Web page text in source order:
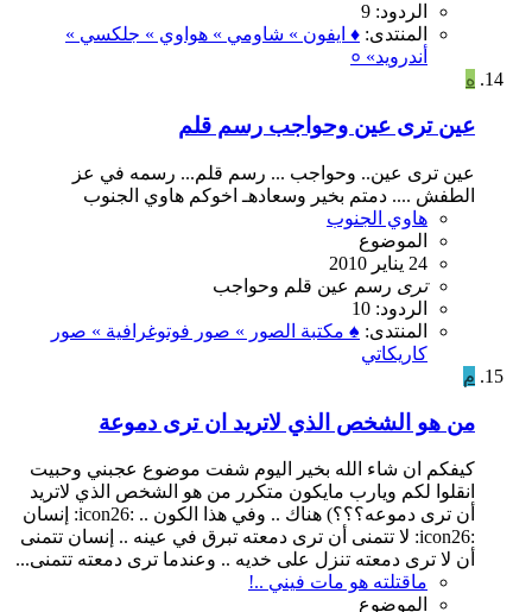
الردود: 9
المنتدى: ♦ ايفون » شاومي » هواوي » جلكسي »
أندرويد» ०
ه
عين ترى عين وحواجب رسم قلم
عين ترى عين.. وحواجب ... رسم قلم... رسمه في عز
الطفش .... دمتم بخير وسعادهـ اخوكم هاوي الجنوب
هاوي الجنوب
الموضوع
24 يناير 2010
ترى رسم عين قلم وحواجب
الردود: 10
المنتدى: ♠ مكتبة الصور » صور فوتوغرافية » صور
كاريكاتي
م
من هو الشخص الذي لاتريد ان ترى دموعة
كيفكم ان شاء الله بخير اليوم شفت موضوع عجبني وحبيت
انقلوا لكم ويارب مايكون متكرر من هو الشخص الذي لاتريد
أن ترى دموعه؟؟؟) هناك .. وفي هذا الكون .. :icon26: إنسان
:icon26: لا تتمنى أن ترى دمعته تبرق في عينه .. إنسان تتمنى
أن لا ترى دمعته تنزل على خديه .. وعندما ترى دمعته تتمنى...
ماقتلته هو مات فيني ..!
الموضوع